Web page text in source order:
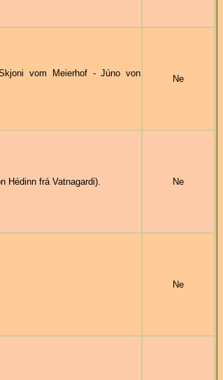
vom Meierhof - Júno von
Ne
Hédinn frá Vatnagardi). Ne
Ne